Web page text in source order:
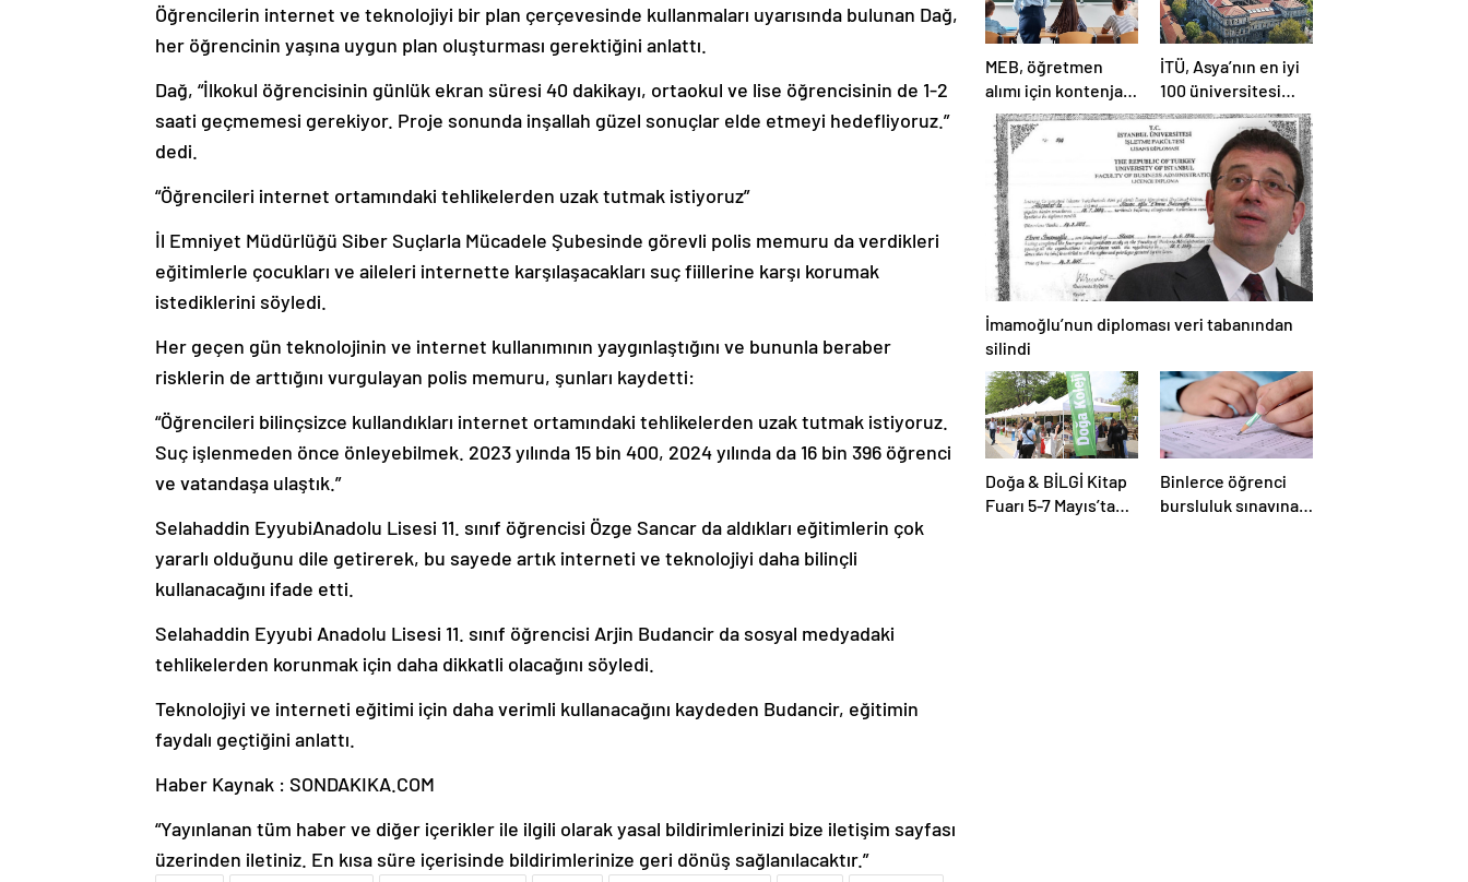
Öğrencilerin internet ve teknolojiyi bir plan çerçevesinde kullanmaları uyarısında bulunan Dağ,
her öğrencinin yaşına uygun plan oluşturması gerektiğini anlattı.
Dağ, “İlkokul öğrencisinin günlük ekran süresi 40 dakikayı, ortaokul ve lise öğrencisinin de 1-2
saati geçmemesi gerekiyor. Proje sonunda inşallah güzel sonuçlar elde etmeyi hedefliyoruz.”
dedi.
“Öğrencileri internet ortamındaki tehlikelerden uzak tutmak istiyoruz”
İl Emniyet Müdürlüğü Siber Suçlarla Mücadele Şubesinde görevli polis memuru da verdikleri
eğitimlerle çocukları ve aileleri internette karşılaşacakları suç fiillerine karşı korumak
istediklerini söyledi.
Her geçen gün teknolojinin ve internet kullanımının yaygınlaştığını ve bununla beraber
risklerin de arttığını vurgulayan polis memuru, şunları kaydetti:
“Öğrencileri bilinçsizce kullandıkları internet ortamındaki tehlikelerden uzak tutmak istiyoruz.
Suç işlenmeden önce önleyebilmek. 2023 yılında 15 bin 400, 2024 yılında da 16 bin 396 öğrenci
ve vatandaşa ulaştık.”
Selahaddin EyyubiAnadolu Lisesi 11. sınıf öğrencisi Özge Sancar da aldıkları eğitimlerin çok
yararlı olduğunu dile getirerek, bu sayede artık interneti ve teknolojiyi daha bilinçli
kullanacağını ifade etti.
Selahaddin Eyyubi Anadolu Lisesi 11. sınıf öğrencisi Arjin Budancir da sosyal medyadaki
tehlikelerden korunmak için daha dikkatli olacağını söyledi.
Teknolojiyi ve interneti eğitimi için daha verimli kullanacağını kaydeden Budancir, eğitimin
faydalı geçtiğini anlattı.
Haber Kaynak : SONDAKIKA.COM
“Yayınlanan tüm haber ve diğer içerikler ile ilgili olarak yasal bildirimlerinizi bize iletişim sayfası
üzerinden iletiniz. En kısa süre içerisinde bildirimlerinize geri dönüş sağlanılacaktır.”
MEB, öğretmen
alımı için kontenjan
dağılımını açıkladı
İTÜ, Asya’nın en iyi
100 üniversitesi
arasında yer aldı
İmamoğlu’nun diploması veri tabanından
silindi
Doğa & BİLGİ Kitap
Fuarı 5-7 Mayıs’ta
Binlerce öğrenci
bursluluk sınavına